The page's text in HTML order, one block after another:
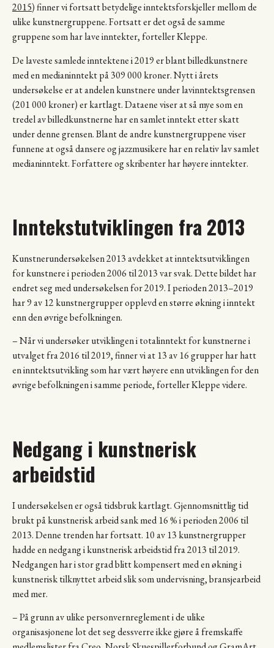
2015) finner vi fortsatt betydelige inntektsforskjeller mellom de
ulike kunstnergruppene. Fortsatt er det også de samme
gruppene som har lave inntekter, forteller Kleppe.
De laveste samlede inntektene i 2019 er blant billedkunstnere
med en medianinntekt på 309 000 kroner. Nytt i årets
undersøkelse er at andelen kunstnere under lavinntektsgrensen
(201 000 kroner) er kartlagt. Dataene viser at så mye som en
tredel av billedkunstnerne har en samlet inntekt etter skatt
under denne grensen. Blant de andre kunstnergruppene viser
funnene at også dansere og jazzmusikere har en relativ lav samlet
medianinntekt. Forfattere og skribenter har høyere inntekter.
Inntekstutviklingen fra 2013
Kunstnerundersøkelsen 2013 avdekket at inntektsutviklingen
for kunstnere i perioden 2006 til 2013 var svak. Dette bildet har
endret seg med undersøkelsen for 2019. I perioden 2013–2019
har 9 av 12 kunstnergrupper opplevd en større økning i inntekt
enn den øvrige befolkningen.
– Når vi undersøker utviklingen i totalinntekt for kunstnerne i
utvalget fra 2016 til 2019, finner vi at 13 av 16 grupper har hatt
en inntektsutvikling som har vært høyere enn utviklingen for den
øvrige befolkningen i samme periode, forteller Kleppe videre.
Nedgang i kunstnerisk
arbeidstid
I undersøkelsen er også tidsbruk kartlagt. Gjennomsnittlig tid
brukt på kunstnerisk arbeid sank med 16 % i perioden 2006 til
2013. Denne trenden har fortsatt. 10 av 13 kunstnergrupper
hadde en nedgang i kunstnerisk arbeidstid fra 2013 til 2019.
Nedgangen har i stor grad blitt kompensert med en økning i
kunstnerisk tilknyttet arbeid slik som undervisning, bransjearbeid
med mer.
– På grunn av ulike personvernreglement i de ulike
organisasjonene lot det seg dessverre ikke gjøre å fremskaffe